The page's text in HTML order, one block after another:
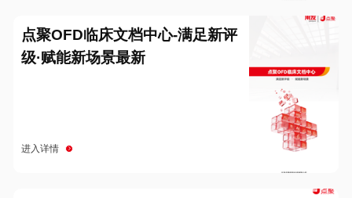
点聚OFD临床文档中心-满足新评
级·赋能新场景最新
进入详情